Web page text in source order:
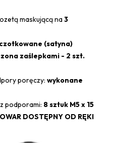
maskującą na3
(satyna)
zaślepkami - 2 szt.
poręczy: wykonane
podporami: 8 sztuk M5 x 15
DOSTĘPNY OD RĘKI